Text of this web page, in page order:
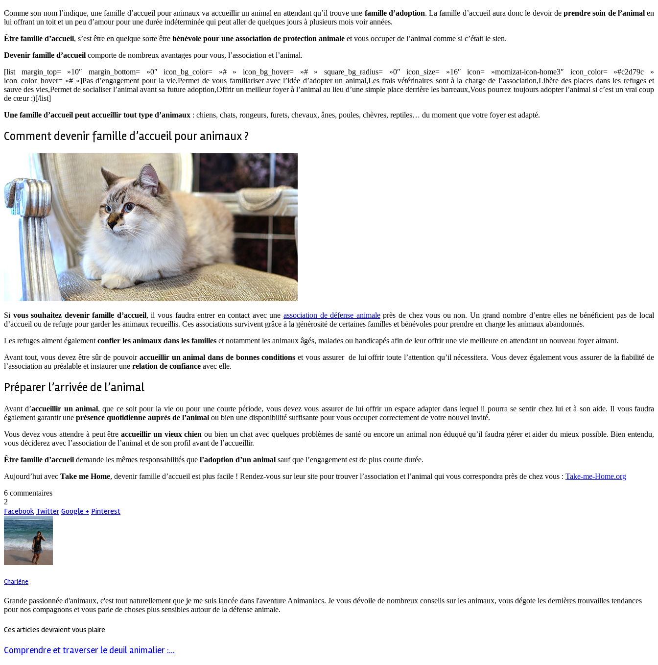
Comme son nom l’indique, une famille d’accueil pour animaux va accueillir un animal en attendant qu’il trouve une famille d’adoption. La famille d’accueil aura donc le devoir de prendre soin de l’animalen
lui offrant un toit et un peu d’amour pour une durée indéterminée qui peut aller de quelques jours à plusieurs mois voir années.
Être famille d’accueil, s’est être en quelque sorte être bénévole pour une association de protection animale et vous occuper de l’animal comme si c’était le sien.
Devenir famille d’accueil comporte de nombreux avantages pour vous, l’association et l’animal.
[list margin_top= »10″ margin_bottom= »0″ icon_bg_color= »# » icon_bg_hover= »# » square_bg_radius= »0″ icon_size= »16″ icon= »momizat-icon-home3″ icon_color= »#c2d79c »
icon_color_hover= »# »]Pas d’engagement pour la vie,Permet de vous familiariser avec l’idée d’adopter un animal,Les frais vétérinaires sont à la charge de l’association,Libère des places dans les refuges et
sauve des vies,Permet de socialiser l’animal avant sa future adoption,Offrir un meilleur foyer à l’animal au lieu d’une simple place derrière les barreaux,Vous pourrez toujours adopter l’animal si c’est un vrai coup
de cœur :)[/list]
Une famille d’accueil peut accueillir tout type d’animaux : chiens, chats, rongeurs, furets, chevaux, ânes, poules, chèvres, reptiles… du moment que votre foyer est adapté.
Comment devenir famille d’accueil pour animaux ?
Si vous souhaitez devenir famille d’accueil, il vous faudra entrer en contact avec uneassociation de défense animaleprès de chez vous ou non. Un grand nombre d’entre elles ne bénéficient pas de local
d’accueil ou de refuge pour garder les animaux recueillis. Ces associations survivent grâce à la générosité de certaines familles et bénévoles pour prendre en charge les animaux abandonnés.
Les refuges aiment également confier les animaux dans les familles et notamment les animaux âgés, malades ou handicapés afin de leur offrir une vie meilleure en attendant un nouveau foyer aimant.
Avant tout, vous devez être sûr de pouvoir accueillir un animal dans de bonnes conditions et vous assurer de lui offrir toute l’attention qu’il nécessitera. Vous devez également vous assurer de la fiabilité de
l’association au préalable et instaurer une relation de confiance avec elle.
Préparer l’arrivée de l’animal
Avant d’accueillir un animal, que ce soit pour la vie ou pour une courte période, vous devez vous assurer de lui offrir un espace adapter dans lequel il pourra se sentir chez lui et à son aide. Il vous faudra
également garantir une présence quotidienne auprès de l’animal ou bien une disponibilité suffisante pour vous occuper correctement de votre nouvel invité.
Vous devez vous attendre à peut êtreaccueillir un vieux chien ou bien un chat avec quelques problèmes de santé ou encore un animal non éduqué qu’il faudra gérer et aider du mieux possible. Bien entendu,
vous déciderez avec l’association de l’animal et de son profil avant de l’accueillir.
Être famille d’accueil demande les mêmes responsabilités que l’adoption d’un animal sauf que l’engagement est de plus courte durée.
Aujourd’hui avec Take me Home, devenir famille d’accueil est plus facile ! Rendez-vous sur leur site pour trouver l’association et l’animal qui vous correspondra près de chez vous : Take-me-Home.org
6 commentaires
2
Facebook Twitter Google + Pinterest
Charlène
Grande passionnée d'animaux, c'est tout naturellement que je me suis lancée dans l'aventure Animaniacs. Je vous dévoile de nombreux conseils sur les animaux, vous dégote les dernières trouvailles tendances
pour nos compagnons et vous parle de choses plus sensibles autour de la défense animale.
Ces articles devraient vous plaire
Comprendre et traverser le deuil animalier :...